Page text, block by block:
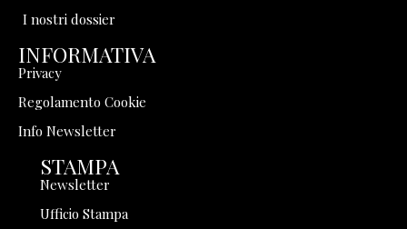
I nostri dossier
INFORMATIVA
Privacy
Regolamento Cookie
Info Newsletter
STAMPA
Newsletter
Ufficio Stampa